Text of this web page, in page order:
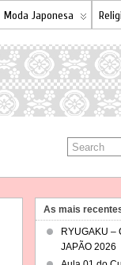
Moda Japonesa
As mais
RYUGAKU –
JAPÃO 2026